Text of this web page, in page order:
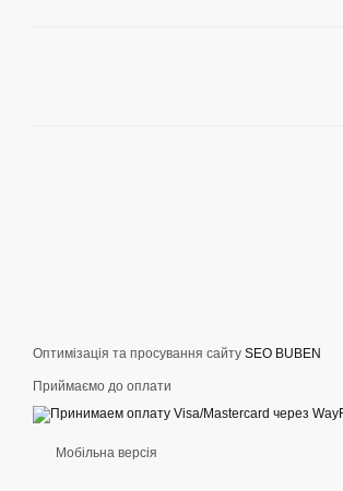
Оптимізація та просування сайту SEO BUBEN
Приймаємо до оплати
Мобільна версія